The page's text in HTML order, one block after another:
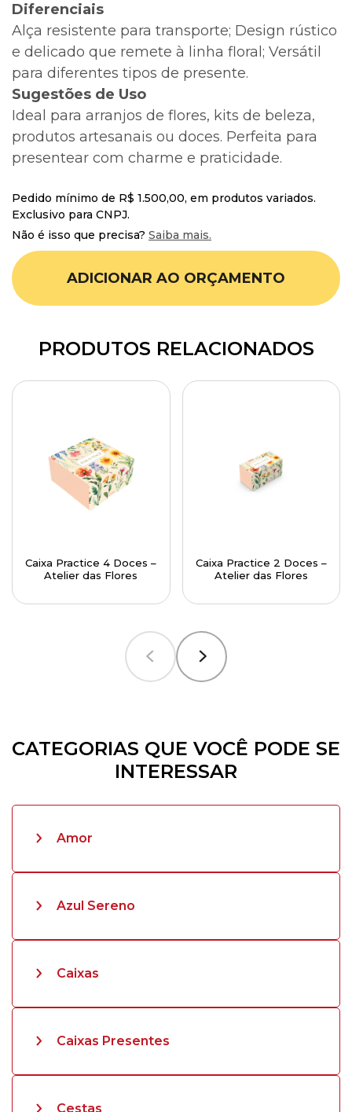
Diferenciais
Alça resistente para transporte; Design rústico
e delicado que remete à linha floral; Versátil
para diferentes tipos de presente.
Sugestões de Uso
Ideal para arranjos de flores, kits de beleza,
produtos artesanais ou doces. Perfeita para
presentear com charme e praticidade.
Pedido mínimo de R$ 1.500,00, em produtos variados.
Exclusivo para CNPJ.
Não é isso que precisa? Saiba mais.
ADICIONAR AO ORÇAMENTO
PRODUTOS RELACIONADOS
Caixa Practice 4 Doces –
Atelier das Flores
Caixa Practice 2 Doces –
Atelier das Flores
CATEGORIAS QUE VOCÊ PODE SE
INTERESSAR
Amor
Azul Sereno
Caixas
Caixas Presentes
Cestas